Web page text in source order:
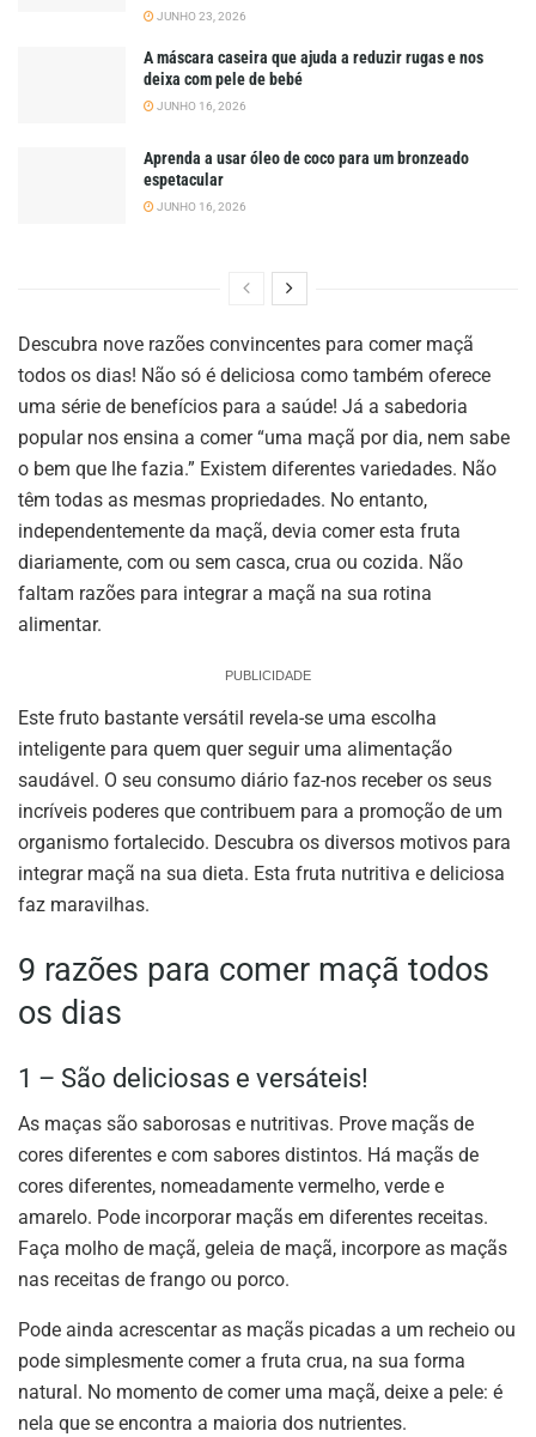
JUNHO 23, 2026
A máscara caseira que ajuda a reduzir rugas e nos
deixa com pele de bebé
JUNHO 16, 2026
Aprenda a usar óleo de coco para um bronzeado
espetacular
JUNHO 16, 2026
Descubra nove razões convincentes para comer maçã
todos os dias! Não só é deliciosa como também oferece
uma série de benefícios para a saúde! Já a sabedoria
popular nos ensina a comer “uma maçã por dia, nem sabe
o bem que lhe fazia.” Existem diferentes variedades. Não
têm todas as mesmas propriedades. No entanto,
independentemente da maçã, devia comer esta fruta
diariamente, com ou sem casca, crua ou cozida. Não
faltam razões para integrar a maçã na sua rotina
alimentar.
PUBLICIDADE
Este fruto bastante versátil revela-se uma escolha
inteligente para quem quer seguir uma alimentação
saudável. O seu consumo diário faz-nos receber os seus
incríveis poderes que contribuem para a promoção de um
organismo fortalecido. Descubra os diversos motivos para
integrar maçã na sua dieta. Esta fruta nutritiva e deliciosa
faz maravilhas.
9 razões para comer maçã todos
os dias
1 – São deliciosas e versáteis!
As maças são saborosas e nutritivas. Prove maçãs de
cores diferentes e com sabores distintos. Há maçãs de
cores diferentes, nomeadamente vermelho, verde e
amarelo. Pode incorporar maçãs em diferentes receitas.
Faça molho de maçã, geleia de maçã, incorpore as maçãs
nas receitas de frango ou porco.
Pode ainda acrescentar as maçãs picadas a um recheio ou
pode simplesmente comer a fruta crua, na sua forma
natural. No momento de comer uma maçã, deixe a pele: é
nela que se encontra a maioria dos nutrientes.